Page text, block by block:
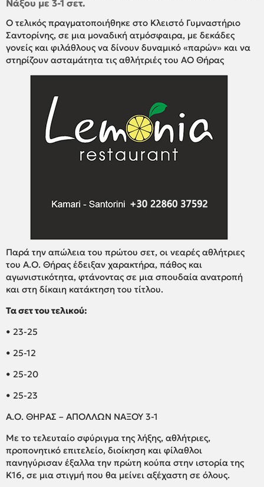
Νάξου με 3-1 σετ.
Ο τελικός πραγματοποιήθηκε στο Κλειστό Γυμναστήριο
Σαντορίνης, σε μια μοναδική ατμόσφαιρα, με δεκάδες
γονείς και φιλάθλους να δίνουν δυναμικό «παρών» και να
στηρίζουν ασταμάτητα τις αθλήτριές του ΑΟ Θήρας
Παρά την απώλεια του πρώτου σετ, οι νεαρές αθλήτριες
του Α.Ο. Θήρας έδειξαν χαρακτήρα, πάθος και
αγωνιστικότητα, φτάνοντας σε μια σπουδαία ανατροπή
και στη δίκαιη κατάκτηση του τίτλου.
Τα σετ του τελικού:
• 23-25
• 25-12
• 25-20
• 25-23
Α.Ο. ΘΗΡΑΣ – ΑΠΟΛΛΩΝ ΝΑΞΟΥ 3-1
Με το τελευταίο σφύριγμα της λήξης, αθλήτριες,
προπονητικό επιτελείο, διοίκηση και φίλαθλοι
πανηγύρισαν έξαλλα την πρώτη κούπα στην ιστορία της
Κ16, σε μια στιγμή που θα μείνει αξέχαστη σε όλους.